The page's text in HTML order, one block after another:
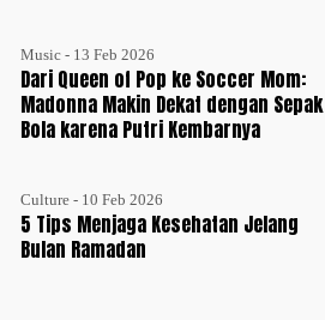
Music - 13 Feb 2026
Dari Queen of Pop ke Soccer Mom:
Madonna Makin Dekat dengan Sepak
Bola karena Putri Kembarnya
Culture - 10 Feb 2026
5 Tips Menjaga Kesehatan Jelang
Bulan Ramadan